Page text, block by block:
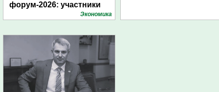
форум-2026: участники
подготовили креативные
Экономика